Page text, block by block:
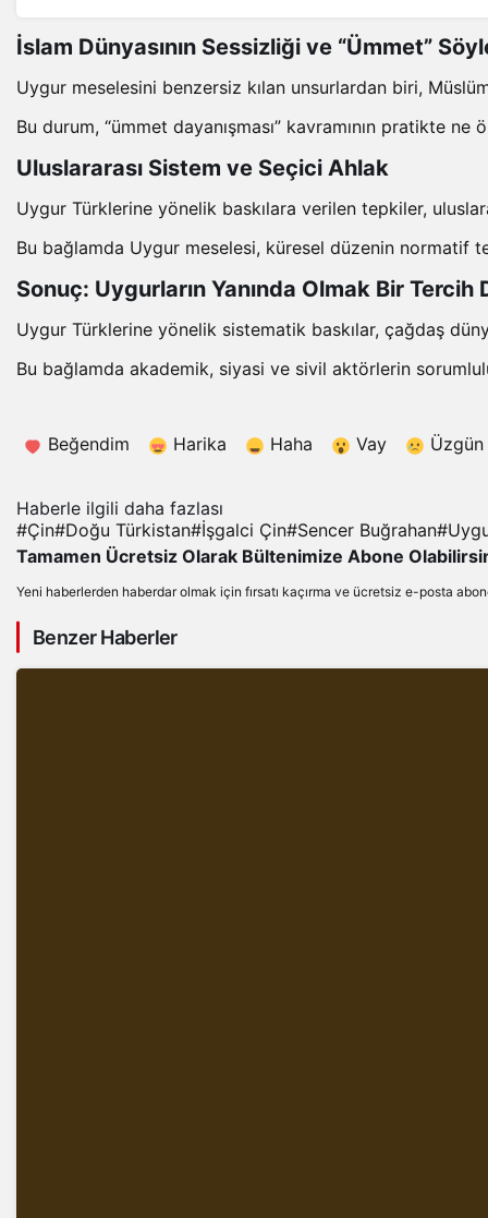
İslam Dünyasının Sessizliği ve “Ümmet”
Uygur meselesini benzersiz kılan unsurlardan biri,
Bu durum, “ümmet dayanışması” kavramının pratikte
Uluslararası Sistem ve Seçici Ahlak
Uygur Türklerine yönelik baskılara verilen tepkiler,
Bu bağlamda Uygur meselesi, küresel düzenin normatif
Sonuç: Uygurların Yanında Olmak Bir
Uygur Türklerine yönelik sistematik baskılar, çağdaş
Bu bağlamda akademik, siyasi ve sivil aktörlerin
Beğendim Harika Haha Vay Üzgün
Haberle ilgili daha fazlası
#Çin#Doğu Türkistan#İşgalci Çin#Sencer Buğrahan#
Tamamen Ücretsiz Olarak Bültenimize Abone
Yeni haberlerden haberdar olmak için fırsatı kaçırma ve ücretsiz e-posta
Benzer Haberler